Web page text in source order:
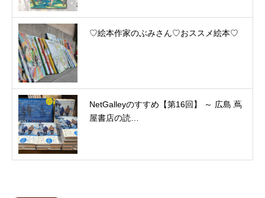
♡絵本作家のぶみさん♡おススメ絵本♡
NetGalleyのすすめ【第16回】 ～ 広島 蔦
屋書店の読…